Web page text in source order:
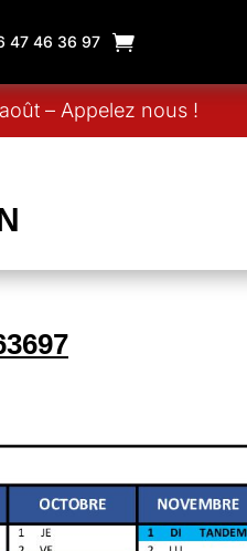
47 46 36 97
– Appelez nous !